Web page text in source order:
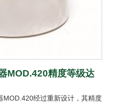
MOD.420精度等级达
MOD.420经过重新设计，其精度